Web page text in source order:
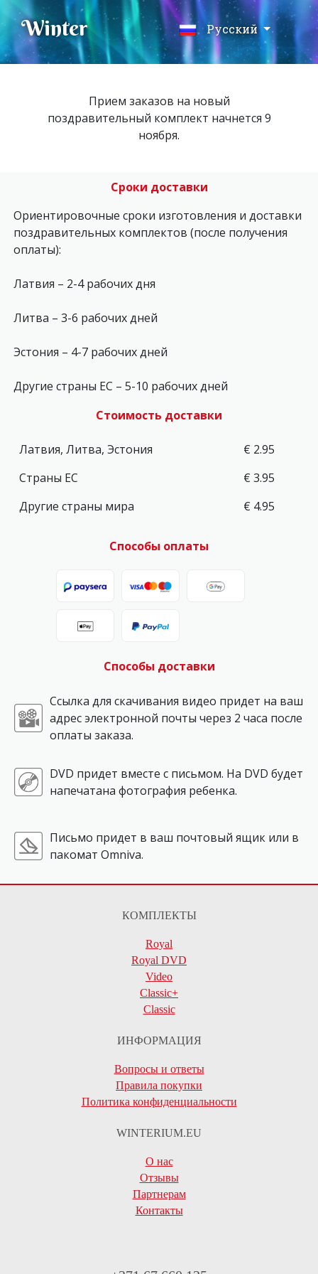
Winter Русский
Прием заказов на новый
поздравительный комплект начнется 9
ноября.
Сроки доставки
Ориентировочные сроки изготовления и доставки
поздравительных комплектов (после получения
оплаты):
Латвия – 2-4 рабочих дня
Литва – 3-6 рабочих дней
Эстония – 4-7 рабочих дней
Другие страны ЕС – 5-10 рабочих дней
Стоимость доставки
Латвия, Литва, Эстония
€ 2.95
Страны ЕС
€ 3.95
Другие страны мира
€ 4.95
Способы оплаты
Способы доставки
Ссылка для скачивания видео придет на ваш
адрес электронной почты через 2 часа после
оплаты заказа.
DVD придет вместе с письмом. На DVD будет
напечатана фотография ребенка.
Письмо придет в ваш почтовый ящик или в
пакомат Omniva.
КОМПЛЕКТЫ
Royal
Royal DVD
Video
Classic+
Classic
ИНФОРМАЦИЯ
Вопросы и ответы
Правила покупки
Политика конфиденциальности
WINTERIUM.EU
О нас
Отзывы
Партнерам
Контакты